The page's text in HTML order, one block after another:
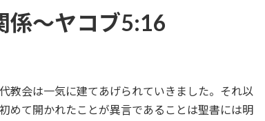
係～ヤコブ5:16
会は一気に建てあげられていきました。それ以
めて開かれたことが異言であることは聖書には明